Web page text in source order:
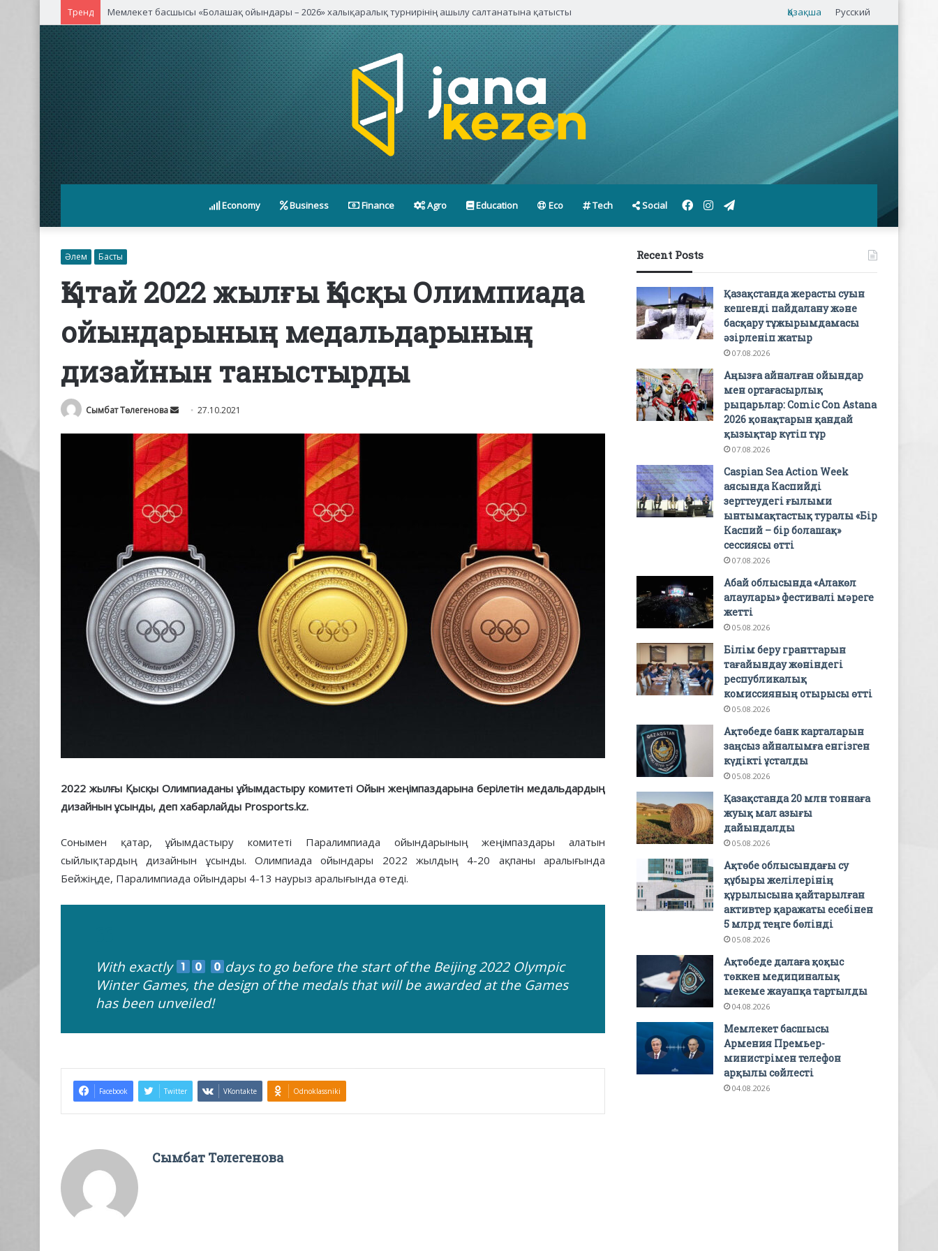
Тренд Мемлекет басшысы «Болашақ ойындары – 2026» халықаралық турнирінің ашылу салтанатына қатысты Қазақша Русский
Economy Business Finance Agro Education Eco Tech Social Telegram
Instagram
Facebook
Әлем Басты
Қытай 2022 жылғы Қысқы Олимпиада
ойындарының медальдарының
дизайнын таныстырды
Сымбат Төлегенова
Send
email
27.10.2021
2022 жылғы Қысқы Олимпиаданы ұйымдастыру комитеті Ойын жеңімпаздарына берілетін медальдардың
дизайнын ұсынды, деп хабарлайды Prosports.kz.
Сонымен қатар, ұйымдастыру комитеті Паралимпиада ойындарының жеңімпаздары алатын
сыйлықтардың дизайнын ұсынды. Олимпиада ойындары 2022 жылдың 4-20 ақпаны аралығында
Бейжіңде, Паралимпиада ойындары 4-13 наурыз аралығында өтеді.
With exactly
days to go before the start of the Beijing 2022 Olympic
Winter Games, the design of the medals that will be awarded at the Games
has been unveiled!
Facebook Twitter VKontakte Odnoklassniki
Сымбат Төлегенова
Recent Posts
Қазақстанда жерасты суын
кешенді пайдалану және
басқару тұжырымдамасы
әзірленіп жатыр
07.08.2026
Аңызға айналған ойындар
мен ортағасырлық
рыцарьлар: Comic Con Astana
2026 қонақтарын қандай
қызықтар күтіп тұр
07.08.2026
Caspian Sea Action Week
аясында Каспийді
зерттеудегі ғылыми
ынтымақтастық туралы «Бір
Каспий – бір болашақ»
сессиясы өтті
07.08.2026
Абай облысында «Алакөл
алаулары» фестивалі мәреге
жетті
05.08.2026
Білім беру гранттарын
тағайындау жөніндегі
республикалық
комиссияның отырысы өтті
05.08.2026
Ақтөбеде банк карталарын
заңсыз айналымға енгізген
күдікті ұсталды
05.08.2026
Қазақстанда 20 млн тоннаға
жуық мал азығы
дайындалды
05.08.2026
Ақтөбе облысындағы су
құбыры желілерінің
құрылысына қайтарылған
активтер қаражаты есебінен
5 млрд теңге бөлінді
05.08.2026
Ақтөбеде далаға қоқыс
төккен медициналық
мекеме жауапқа тартылды
04.08.2026
Мемлекет басшысы
Армения Премьер-
министрімен телефон
арқылы сөйлесті
04.08.2026